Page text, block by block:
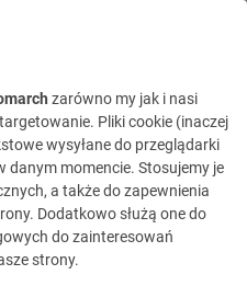
zarówno my jak i nasi
Pliki cookie (inaczej
wysyłane do przeglądarki
danym momencie. Stosujemy je
a także do zapewnienia
Dodatkowo służą one do
do zainteresowań
strony.